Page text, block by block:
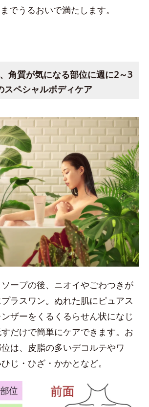
でうるおいで満たします。
角質が気になる部位に週に2～3
スペシャルボディケア
ープの後、ニオイやごわつきが
ラスワン。ぬれた肌にピュアス
ザーをくるくるらせん状になじ
だけで簡単にケアできます。お
は、皮脂の多いデコルテやワ
じ・ひざ・かかとなど。